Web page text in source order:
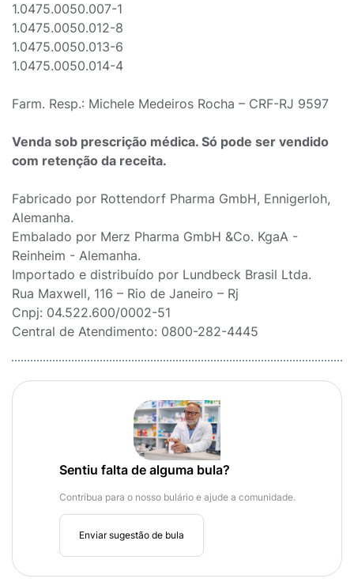
1.0475.0050.007-1
1.0475.0050.012-8
1.0475.0050.013-6
1.0475.0050.014-4
Farm. Resp.: Michele Medeiros Rocha – CRF-RJ 9597
Venda sob prescrição médica. Só pode ser vendido
com retenção da receita.
Fabricado por Rottendorf Pharma GmbH, Ennigerloh,
Alemanha.
Embalado por Merz Pharma GmbH &Co. KgaA -
Reinheim - Alemanha.
Importado e distribuído por Lundbeck Brasil Ltda.
Rua Maxwell, 116 – Rio de Janeiro – Rj
Cnpj: 04.522.600/0002-51
Central de Atendimento: 0800-282-4445
Sentiu falta de alguma bula?
Contribua para o nosso bulário e ajude a comunidade.
Enviar sugestão de bula